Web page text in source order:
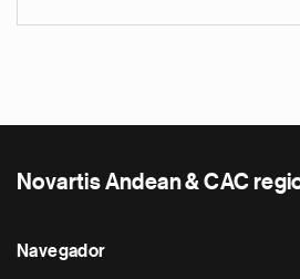
Novartis Andean & CAC
Navegador